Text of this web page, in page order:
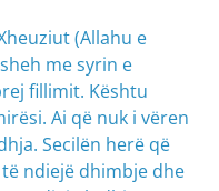
(Allahu e
me syrin e
fillimit. Kështu
Ai që nuk i vëren
Secilën herë që
ndiejë dhimbje dhe